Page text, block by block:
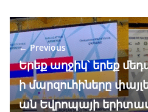
e
b
o
o
k
e
gr
a
m
at
s
A
p
p
← Previous
Երեք աղջիկ՝ երեք
ի մարզուհիները
ան Եվրոպայի